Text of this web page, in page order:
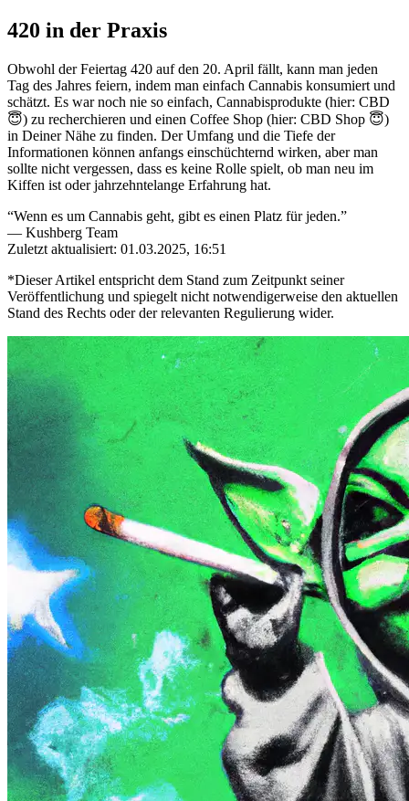
420 in der Praxis
Obwohl der Feiertag 420 auf den 20. April fällt, kann man jeden
Tag des Jahres feiern, indem man einfach Cannabis konsumiert und
schätzt. Es war noch nie so einfach, Cannabisprodukte (hier: CBD
😇) zu recherchieren und einen Coffee Shop (hier: CBD Shop 😇)
in Deiner Nähe zu finden. Der Umfang und die Tiefe der
Informationen können anfangs einschüchternd wirken, aber man
sollte nicht vergessen, dass es keine Rolle spielt, ob man neu im
Kiffen ist oder jahrzehntelange Erfahrung hat.
“Wenn es um Cannabis geht, gibt es einen Platz für jeden.”
— Kushberg Team
Zuletzt aktualisiert: 01.03.2025, 16:51
*Dieser Artikel entspricht dem Stand zum Zeitpunkt seiner
Veröffentlichung und spiegelt nicht notwendigerweise den aktuellen
Stand des Rechts oder der relevanten Regulierung wider.